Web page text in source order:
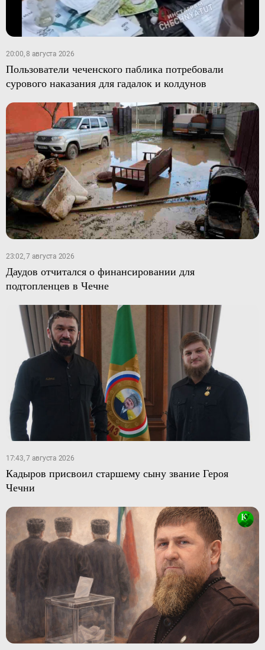
20:00, 8 августа 2026
Пользователи чеченского паблика потребовали
сурового наказания для гадалок и колдунов
23:02, 7 августа 2026
Даудов отчитался о финансировании для
подтопленцев в Чечне
17:43, 7 августа 2026
Кадыров присвоил старшему сыну звание Героя
Чечни